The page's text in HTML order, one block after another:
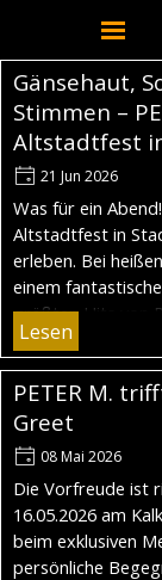
Gänsehaut,
Stimmen –
Altstadtfest
21 Jun 2026
Was für ein
Altstadtfest in
erleben. Bei
einem
größten Hits von
Biu“ bei „Es war
bei „Über sieben
und diesen
Danke, dass ihr
unvergesslich
Lesen
PETER M.
Greet
08 Mai 2026
Die Vorfreude ist
16.05.2026 am
beim exklusiven
persönliche